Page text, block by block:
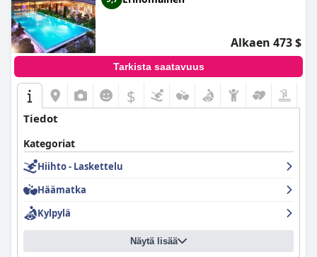
Alkaen 473 $
Tarkista saatavuus
$
Tiedot
Kategoriat
Hiihto - Laskettelu
Häämatka
Kylpylä
Näytä lisää